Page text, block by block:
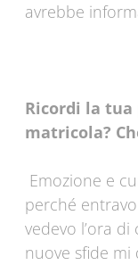
avrebbe
Ricordi la
matricola?
Emozione e
perché
vedevo l’ora
nuove sfide